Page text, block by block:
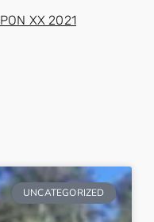
PON XX 2021
UNCATEGORIZED